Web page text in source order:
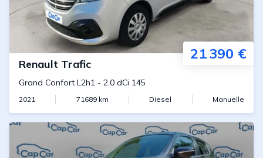
21 390 €
Renault Trafic
Grand Confort L2h1 - 2.0 dCi 145
2021 71689km Diesel Manuelle